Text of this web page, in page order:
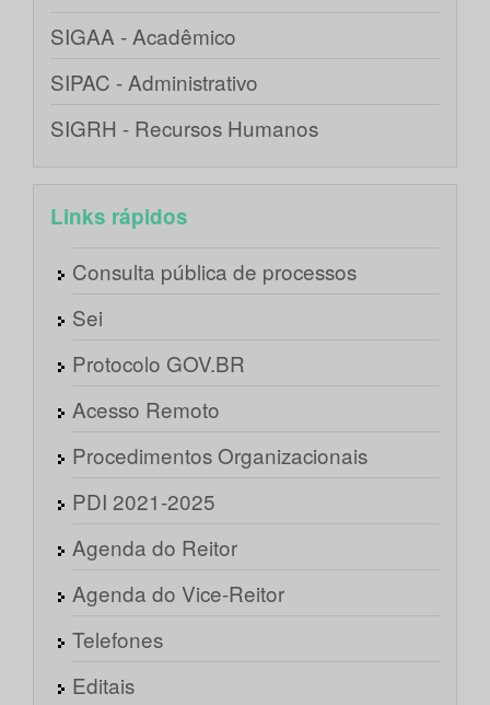
SIGAA - Acadêmico
SIPAC - Administrativo
SIGRH - Recursos Humanos
Links rápidos
Consulta pública de processos
Sei
Protocolo GOV.BR
Acesso Remoto
Procedimentos Organizacionais
PDI 2021-2025
Agenda do Reitor
Agenda do Vice-Reitor
Telefones
Editais